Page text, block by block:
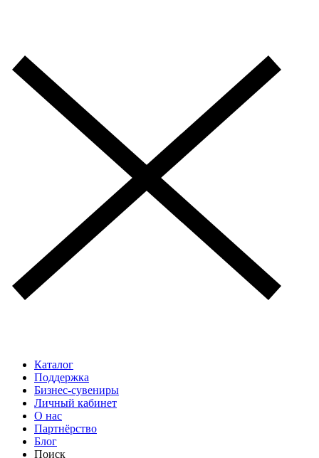
Каталог
Поддержка
Бизнес-сувениры
Личный кабинет
О нас
Партнёрство
Блог
Поиск